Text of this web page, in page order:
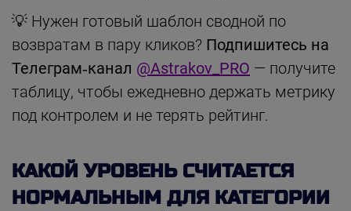
💡 Нужен готовый шаблон сводной по
возвратам в пару кликов? Подпишитесь на
Телеграм‑канал @Astrakov_PRO — получите
таблицу, чтобы ежедневно держать метрику
под контролем и не терять рейтинг.
КАКОЙ УРОВЕНЬ СЧИТАЕТСЯ
НОРМАЛЬНЫМ ДЛЯ КАТЕГОРИИ